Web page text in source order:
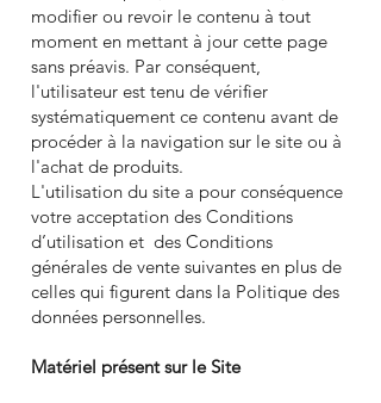
modifier ou revoir le contenu à tout
moment en mettant à jour cette page
sans préavis. Par conséquent,
l'utilisateur est tenu de vérifier
systématiquement ce contenu avant de
procéder à la navigation sur le site ou à
l'achat de produits.
L'utilisation du site a pour conséquence
votre acceptation des Conditions
d’utilisation et des Conditions
générales de vente suivantes en plus de
celles qui figurent dans la Politique des
données personnelles.
Matériel présent sur le Site